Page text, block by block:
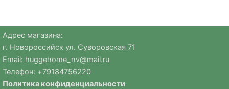
Адрес магазина:
г. Новороссийск ул. Суворовская 71
Email: huggehome_nv@mail.ru
Телефон: +79184756220
Политика конфиденциальности